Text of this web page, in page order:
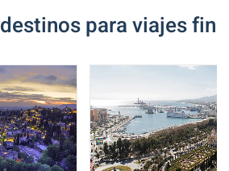
para viajes fin